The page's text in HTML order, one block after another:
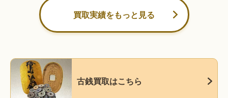
買取実績をもっと見る
古銭買取はこちら